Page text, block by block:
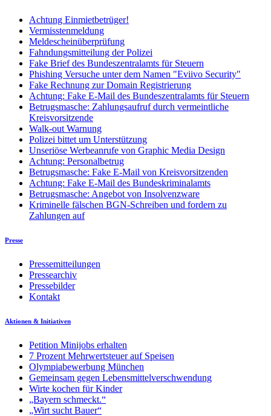
Achtung Einmietbetrüger!
Vermisstenmeldung
Meldescheinüberprüfung
Fahndungsmitteilung der Polizei
Fake Brief des Bundeszentralamts für Steuern
Phishing Versuche unter dem Namen "Eviivo Security"
Fake Rechnung zur Domain Registrierung
Achtung: Fake E-Mail des Bundeszentralamts für Steuern
Betrugsmasche: Zahlungsaufruf durch vermeintliche
Kreisvorsitzende
Walk-out Warnung
Polizei bittet um Unterstützung
Unseriöse Werbeanrufe von Graphic Media Design
Achtung: Personalbetrug
Betrugsmasche: Fake E-Mail von Kreisvorsitzenden
Achtung: Fake E-Mail des Bundeskriminalamts
Betrugsmasche: Angebot von Insolvenzware
Kriminelle fälschen BGN-Schreiben und fordern zu
Zahlungen auf
Presse
Pressemitteilungen
Pressearchiv
Pressebilder
Kontakt
Aktionen & Initiativen
Petition Minijobs erhalten
7 Prozent Mehrwertsteuer auf Speisen
Olympiabewerbung München
Gemeinsam gegen Lebensmittelverschwendung
Wirte kochen für Kinder
„Bayern schmeckt.“
„Wirt sucht Bauer“